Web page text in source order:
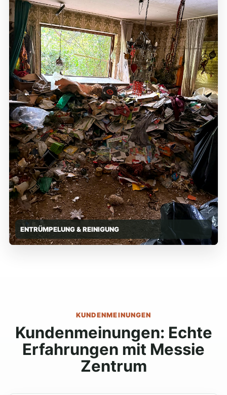
ENTRÜMPELUNG & REINIGUNG
KUNDENMEINUNGEN
Kundenmeinungen: Echte
Erfahrungen mit Messie
Zentrum